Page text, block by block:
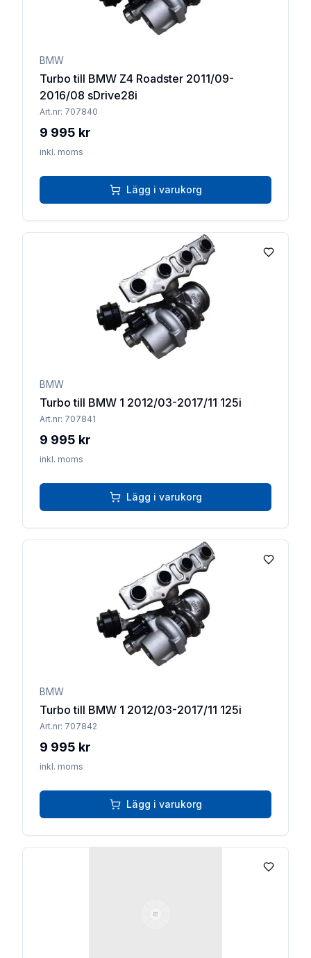
BMW
Turbo till BMW Z4 Roadster 2011/09-
2016/08 sDrive28i
Art.nr: 707840
9 995 kr
inkl. moms
Lägg i varukorg
Lägg till
BMW
Turbo till BMW 1 2012/03-2017/11 125i
Art.nr: 707841
9 995 kr
inkl. moms
Lägg i varukorg
Lägg till
BMW
Turbo till BMW 1 2012/03-2017/11 125i
Art.nr: 707842
9 995 kr
inkl. moms
Lägg i varukorg
Lägg till